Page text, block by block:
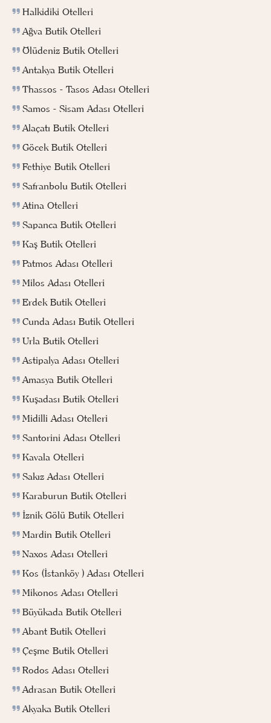
Halkidiki Otelleri
Ağva Butik Otelleri
Ölüdeniz Butik Otelleri
Antakya Butik Otelleri
Thassos - Tasos Adası Otelleri
Samos - Sisam Adası Otelleri
Alaçatı Butik Otelleri
Göcek Butik Otelleri
Fethiye Butik Otelleri
Safranbolu Butik Otelleri
Atina Otelleri
Sapanca Butik Otelleri
Kaş Butik Otelleri
Patmos Adası Otelleri
Milos Adası Otelleri
Erdek Butik Otelleri
Cunda Adası Butik Otelleri
Urla Butik Otelleri
Astipalya Adası Otelleri
Amasya Butik Otelleri
Kuşadası Butik Otelleri
Midilli Adası Otelleri
Santorini Adası Otelleri
Kavala Otelleri
Sakız Adası Otelleri
Karaburun Butik Otelleri
İznik Gölü Butik Otelleri
Mardin Butik Otelleri
Naxos Adası Otelleri
Kos (İstanköy ) Adası Otelleri
Mikonos Adası Otelleri
Büyükada Butik Otelleri
Abant Butik Otelleri
Çeşme Butik Otelleri
Rodos Adası Otelleri
Adrasan Butik Otelleri
Akyaka Butik Otelleri